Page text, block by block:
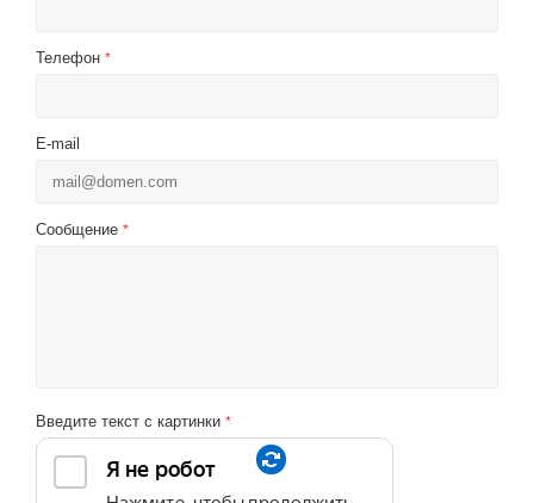
Телефон *
E-mail
Сообщение *
Введите текст с картинки *